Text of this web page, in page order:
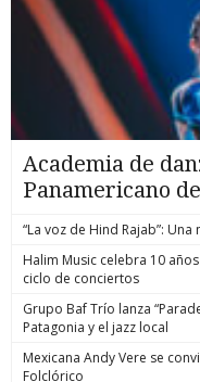
Academia de
Panamericano
“La voz de Hind Rajab”:
Halim Music celebra 10
ciclo de conciertos
Grupo Baf Trío lanza
Patagonia y el jazz local
Mexicana Andy Vere se
Folclórico